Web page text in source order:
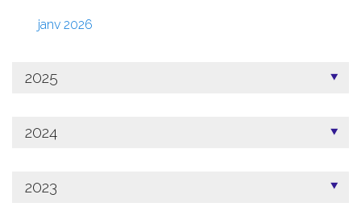
janv 2026
2025
2024
2023